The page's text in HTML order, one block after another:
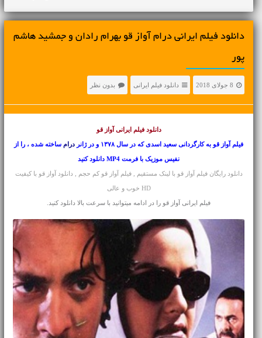
دانلود فیلم ایرانی درام آواز قو بهرام رادان و جمشید هاشم
پور
8 جولای 2018 دانلود فیلم ایرانی بدون نظر
دانلود فیلم ایرانی آواز قو
فیلم آواز قو به کارگردانی سعید اسدی که در سال ۱۳۷۸ و در ژانر درام ساخته شده ، را از
نفیس موزیک با فرمت MP4 دانلود کنید
دانلود رایگان فیلم آواز قو با لینک مستقیم , فیلم آواز قو کم حجم , دانلود آواز قو با کیفیت
HD خوب و عالی
فیلم ایرانی آواز قو را در ادامه میتوانید با سرعت بالا دانلود کنید.